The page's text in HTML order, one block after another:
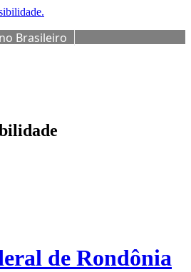
Brasileiro
de Rondônia